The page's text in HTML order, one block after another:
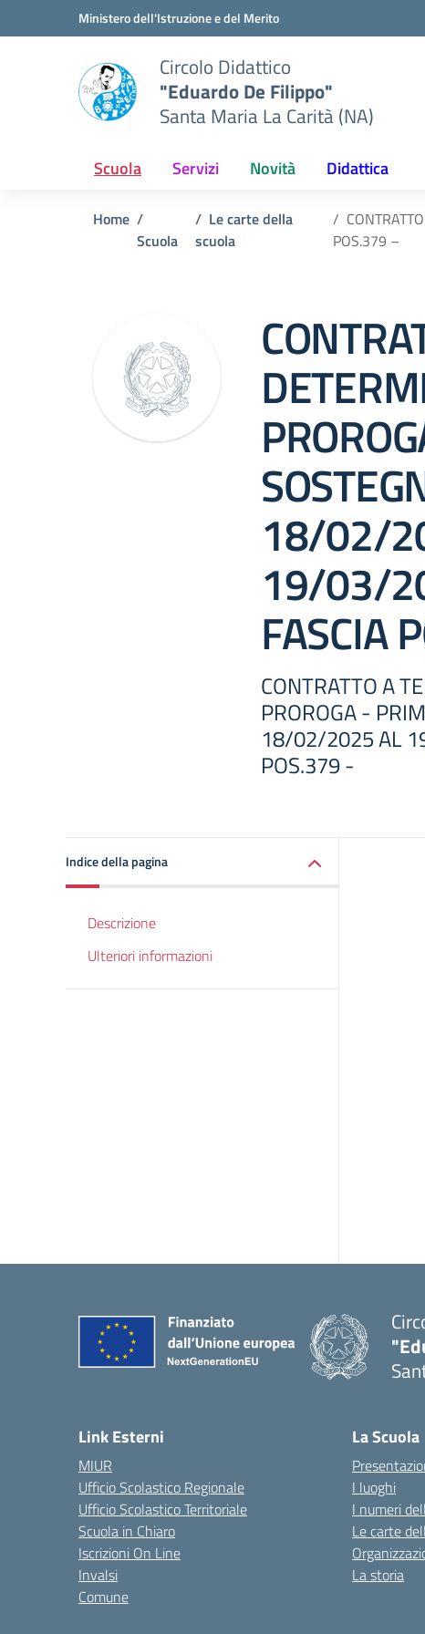
Vai ai contenuti
Vai al menu di navigazioneMinistero dell'Istruzione e del Merito
Circolo Didattico
"Eduardo De Filippo"
Santa Maria La Carità (NA)
Scuola Servizi Novità Didattica
Home
Scuola
Le carte della
scuola
POS.379 –
18/02/
19/03/
FASCIA
CONTRATTO A
PROROGA -
18/02/2025 AL
POS.379 -
Indice della pagina
Descrizione
Ulteriori informazioni
Link Esterni
MIUR
Ufficio Scolastico Regionale
Ufficio Scolastico Territoriale
Scuola in Chiaro
Iscrizioni On Line
Invalsi
Comune
La Scuola
I luoghi
I numeri
Le carte
La storia